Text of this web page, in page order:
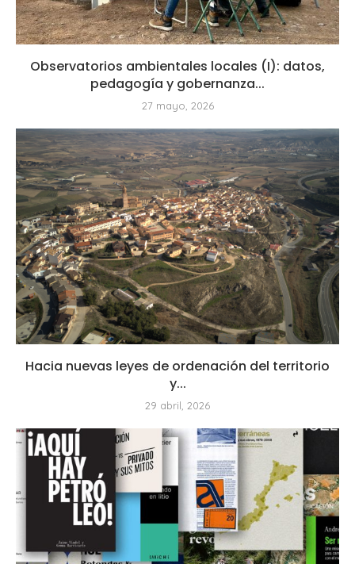
Observatorios ambientales locales (I): datos,
pedagogía y gobernanza...
27 mayo, 2026
Hacia nuevas leyes de ordenación del territorio
y...
29 abril, 2026